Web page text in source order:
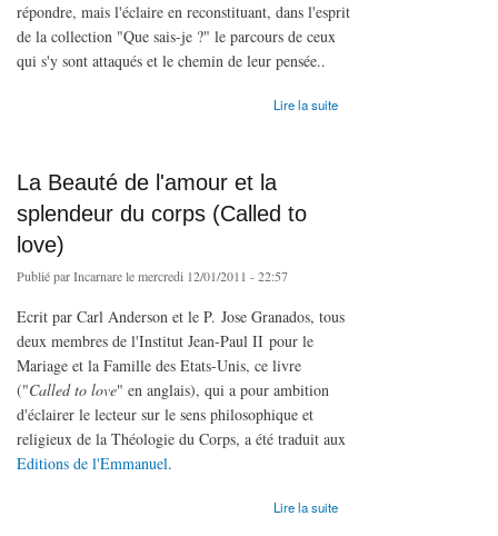
répondre, mais l'éclaire en reconstituant, dans l'esprit
de la collection "Que sais-je ?" le parcours de ceux
qui s'y sont attaqués et le chemin de leur pensée..
Lire la suite
La Beauté de l'amour et la
splendeur du corps (Called to
love)
Publié parIncarnarele mercredi 12/01/2011 - 22:57
Ecrit par Carl Anderson et le P. Jose Granados, tous
deux membres de l'Institut Jean-Paul II pour le
Mariage et la Famille des Etats-Unis, ce livre
("Called to love" en anglais), qui a pour ambition
d'éclairer le lecteur sur le sens philosophique et
religieux de la Théologie du Corps, a été traduit aux
Editions de l'Emmanuel.
Lire la suite
de La Beauté de l'amour et la splendeur du corps (Called to love)